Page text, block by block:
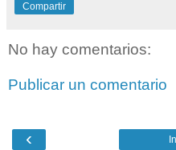
Compartir
No hay comentarios:
Publicar un comentario
‹